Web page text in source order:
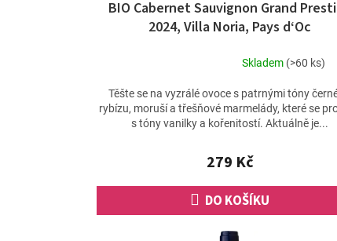
BIO Cabernet Sauvignon Grand
2024, Villa Noria, Pays d‘Oc
hodnocení
produktu
je
4,8
Skladem (>60 ks)
279 Kč
DO KOŠÍKU
Těšte se na vyzrálé ovoce s patrnými tóny
rybízu, moruší a třešňové marmelády, které se
s tóny vanilky a kořenitostí. Aktuálně je...